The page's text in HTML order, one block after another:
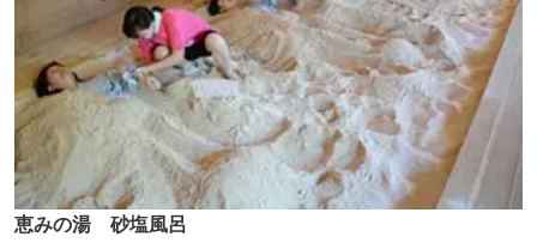
恵みの湯 砂塩風呂